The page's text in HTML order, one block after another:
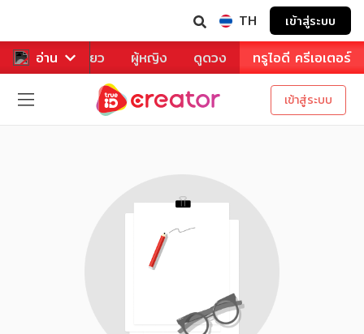
TH เข้าสู่ระบบ
อ่าน
หาร ท่องเที่ยว ผู้หญิง ดูดวง ทรูไอดี ครีเอเตอร์
เข้าสู่ระบบ